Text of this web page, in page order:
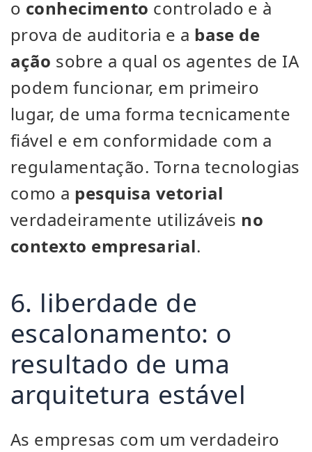
o conhecimento controlado e à
prova de auditoria e a base de
ação sobre a qual os agentes de IA
podem funcionar, em primeiro
lugar, de uma forma tecnicamente
fiável e em conformidade com a
regulamentação. Torna tecnologias
como a pesquisa vetorial
verdadeiramente utilizáveis no
contexto empresarial.
6. liberdade de
escalonamento: o
resultado de uma
arquitetura estável
As empresas com um verdadeiro